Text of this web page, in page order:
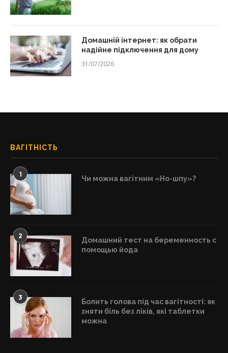
Домашній інтернет: як обрати
надійне підключення для дому
31/07/2026
ВАГІТНІСТЬ
1 Чи можна вагітним «Но-шпу»?
2
Домашний тест на беременность с
помощью йода
3
Болить голова під час вагітності: як
зняти біль без ліків, які таблетки
можна